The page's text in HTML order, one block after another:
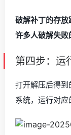
破解补丁的存
许多人破解失败
第四步：运
打开解压后得到
系统，运行对应